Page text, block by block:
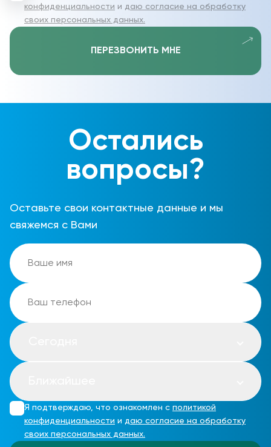
конфиденциальности и даю согласие на обработку
своих персональных данных.
ПЕРЕЗВОНИТЬ МНЕ
Остались
вопросы?
Оставьте свои контактные данные и мы
свяжемся с Вами
Я подтверждаю, что ознакомлен с политикой
конфиденциальности и даю согласие на обработку
своих персональных данных.